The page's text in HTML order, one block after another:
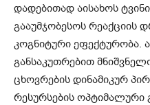
დადებითად აისახოს
გააუმჯობესოს რეაქციის
კოგნიტური ეფექტურობა.
განსაკუთრებით
ცხოვრების დინამიკურ
რესურსების ოპტიმალური